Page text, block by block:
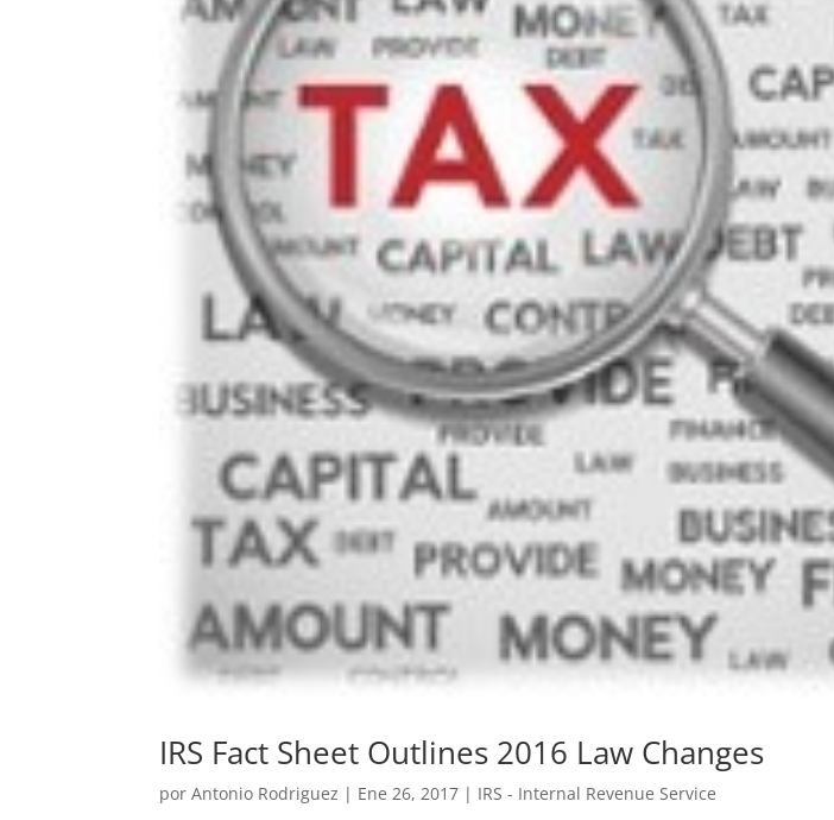
IRS Fact Sheet Outlines 2016 Law Changes
porAntonio Rodriguez | Ene 26, 2017 | IRS - Internal Revenue Service